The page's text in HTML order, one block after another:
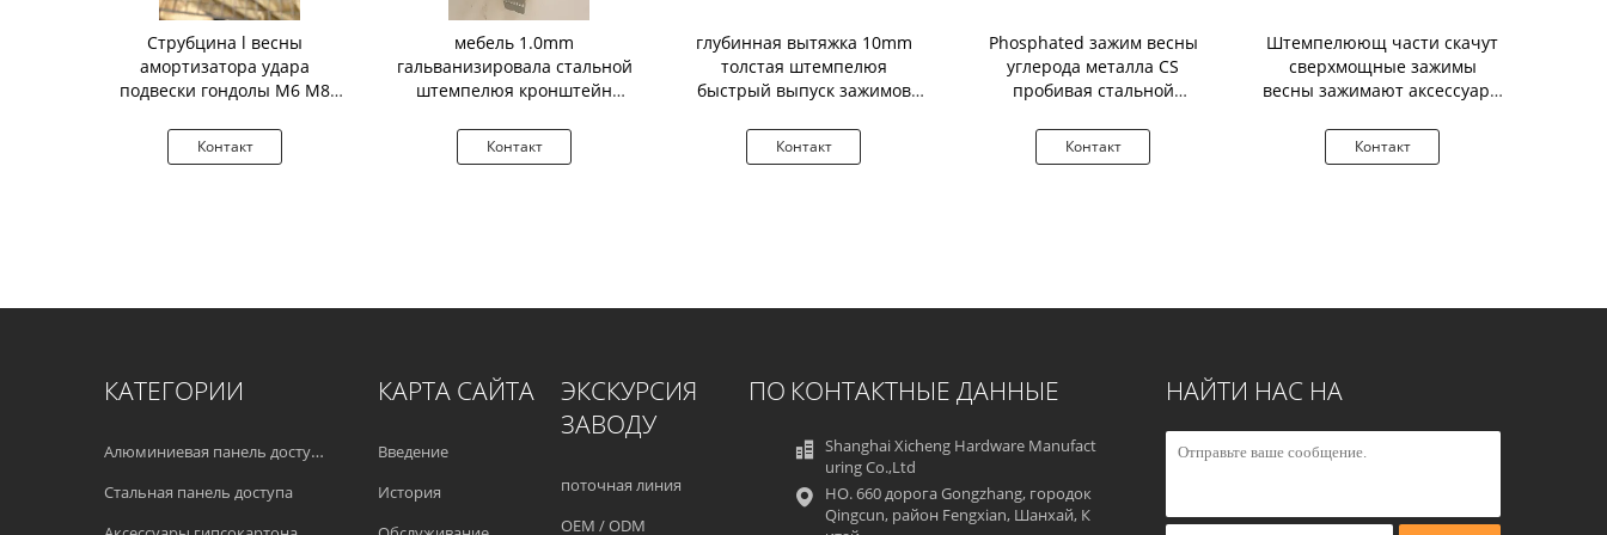
Струбцина l весны
амортизатора удара
подвески гондолы M6 M8
Контакт
мебель 1.0mm
гальванизировала стальной
штемпелюя кронштейн
Контакт
глубинная вытяжка 10mm
толстая штемпелюя
быстрый выпуск зажимов
Контакт
Phosphated зажим весны
углерода металла CS
пробивая стальной
Контакт
Штемпелюющ части скачут
сверхмощные зажимы
весны зажимают аксессуары
Контакт
КАТЕГОРИИ
Алюминиевая панель доступа
Стальная панель доступа
КАРТА САЙТА
Введение
История
ЭКСКУРСИЯ ПО
ЗАВОДУ
поточная линия
OEM / ODM
КОНТАКТНЫЕ ДАННЫЕ
Shanghai Xicheng Hardware Manufact
uring Co.,Ltd
НО. 660 дорога Gongzhang, городок
Qingcun, район Fengxian, Шанхай, К
НАЙТИ НАС НА